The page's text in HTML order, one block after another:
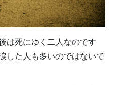
は死にゆく二人なのです
した人も多いのではないで